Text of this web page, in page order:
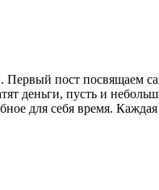
пост посвящаем
деньги, пусть и
для себя время.